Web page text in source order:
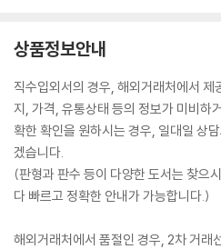
상품정보안내
직수입외서의 경우, 해외거래처에서 제
지, 가격, 유통상태 등의 정보가 미비하
확한 확인을 원하시는 경우, 일대일 상
겠습니다.
(판형과 판수 등이 다양한 도서는 찾으
다 빠르고 정확한 안내가 가능합니다.)
해외거래처에서 품절인 경우, 2차 거래